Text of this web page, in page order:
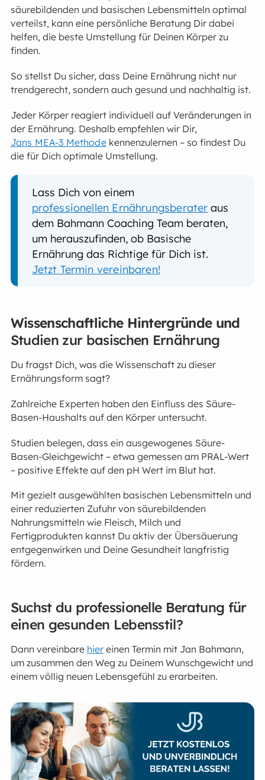
säurebildenden und basischen Lebensmitteln optimal
verteilst, kann eine persönliche Beratung Dir dabei
helfen, die beste Umstellung für Deinen Körper zu
finden.
So stellst Du sicher, dass Deine Ernährung nicht nur
trendgerecht, sondern auch gesund und nachhaltig ist.
Jeder Körper reagiert individuell auf Veränderungen in
der Ernährung. Deshalb empfehlen wir Dir,
Jans MEA-3 Methodekennenzulernen – so findest Du
die für Dich optimale Umstellung.
Lass Dich von einem
professionellen Ernährungsberater aus
dem Bahmann Coaching Team beraten,
um herauszufinden, ob Basische
Ernährung das Richtige für Dich ist.
Jetzt Termin vereinbaren!
Wissenschaftliche Hintergründe und
Studien zur basischen Ernährung
Du fragst Dich, was die Wissenschaft zu dieser
Ernährungsform sagt?
Zahlreiche Experten haben den Einfluss des Säure-
Basen-Haushalts auf den Körper untersucht.
Studien belegen, dass ein ausgewogenes Säure-
Basen-Gleichgewicht – etwa gemessen am PRAL-Wert
– positive Effekte auf den pH Wert im Blut hat.
Mit gezielt ausgewählten basischen Lebensmitteln und
einer reduzierten Zufuhr von säurebildenden
Nahrungsmitteln wie Fleisch, Milch und
Fertigprodukten kannst Du aktiv der Übersäuerung
entgegenwirken und Deine Gesundheit langfristig
fördern.
Suchst du professionelle Beratung für
einen gesunden Lebensstil?
Dann vereinbare hier einen Termin mit Jan Bahmann,
um zusammen den Weg zu Deinem Wunschgewicht und
einem völlig neuen Lebensgefühl zu erarbeiten.